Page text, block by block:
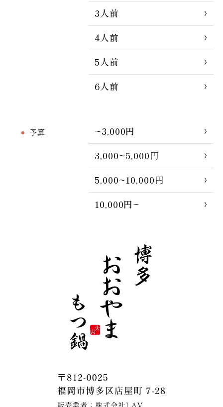
3人前
4人前
5人前
6人前
予算
~3,000円
3,000~5,000円
5,000~10,000円
10,000円~